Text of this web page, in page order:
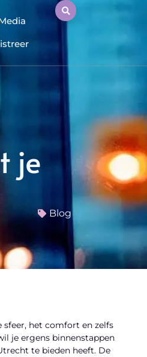
je
Blog
sfeer, het comfort en zelfs
je ergens binnenstappen
te bieden heeft. De